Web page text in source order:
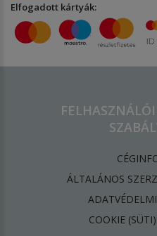
Elfogadott kártyák:
ÁLTALÁNOS
​COOKIE